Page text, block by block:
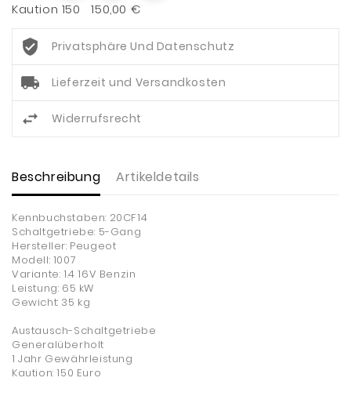
Kaution 150
150,00 €
Privatsphäre Und Datenschutz
Lieferzeit und Versandkosten
Widerrufsrecht
Beschreibung Artikeldetails
Kennbuchstaben: 20CF14
Schaltgetriebe: 5-Gang
Hersteller: Peugeot
Modell: 1007
Variante: 1.4 16V Benzin
Leistung: 65 kW
Gewicht: 35 kg
Austausch-Schaltgetriebe
Generalüberholt
1 Jahr Gewährleistung
Kaution: 150 Euro